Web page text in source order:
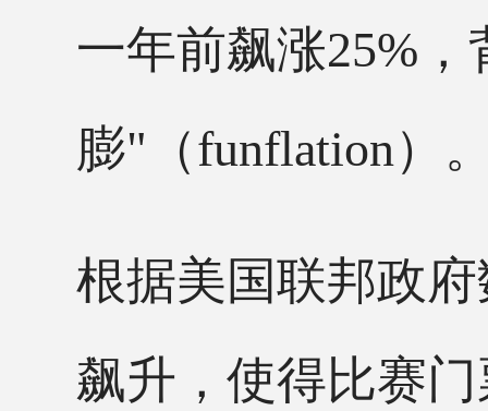
一年前飙涨25%
膨" （funflation）
根据美国联邦政
飙升，使得比赛